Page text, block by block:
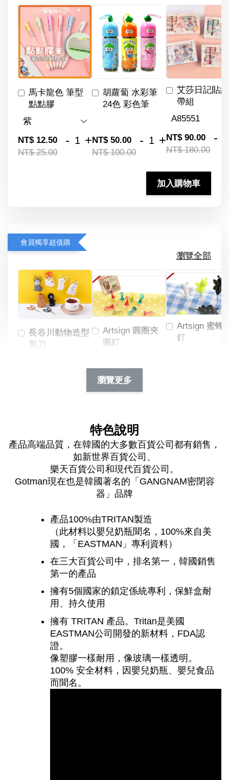
馬卡龍色 筆型
點點膠
NT$ 12.50
NT$ 25.00
- +
胡蘿蔔 水彩筆
24色 彩色筆
NT$ 50.00
NT$ 100.00
- +
艾莎日記貼
帶組
NT$ 90.00
NT$ 180.00
-
加入購物車
會員獨享超值購
瀏覽全部
長谷川動物造型
剪刀
Artsign 圓圈夾
圖釘
NT$ 19.00
NT$ 66.00
Artsign 蜜蜂
釘
瀏覽更多
特色說明
產品高端品質，在韓國的大多數百貨公司都有銷售，
如新世界百貨公司、
樂天百貨公司和現代百貨公司。
Gotman現在也是韓國著名的「GANGNAM密閉容
器」品牌
產品100%由TRITAN製造
（此材料以嬰兒奶瓶聞名，100%來自美
國，「EASTMAN」專利資料）
在三大百貨公司中，排名第一，韓國銷售
第一的產品
擁有5個國家的鎖定係統專利，保鮮盒耐
用、持久使用
擁有 TRITAN 產品。Tritan是美國
EASTMAN公司開發的新材料，FDA認
證。
像塑膠一樣耐用，像玻璃一樣透明。
100% 安全材料，因嬰兒奶瓶、嬰兒食品
而聞名。